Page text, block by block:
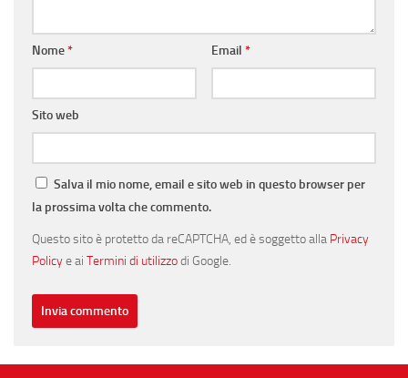
Nome* Email *
Sito web
Salva il mio nome, email e sito web in questo browser per
la prossima volta che commento.
Questo sito è protetto da reCAPTCHA, ed è soggetto alla Privacy
Policye ai Termini di utilizzodi Google.